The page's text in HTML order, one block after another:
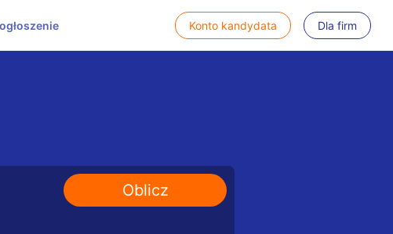
Konto kandydata Dla firm